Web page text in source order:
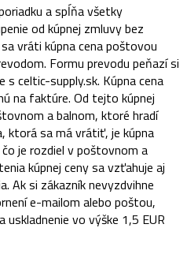
a spĺňa všetky
od kúpnej zmluvy bez
vráti kúpna cena poštovou
Formu prevodu peňazí si
celtic-supply.sk. Kúpna cena
na faktúre. Od tejto kúpnej
a balnom, ktoré hradí
ktorá sa má vrátiť, je kúpna
je rozdiel v poštovnom a
kúpnej ceny sa vzťahuje aj
Ak si zákazník nevyzdvihne
e-mailom alebo poštou,
vo výške 1,5 EUR